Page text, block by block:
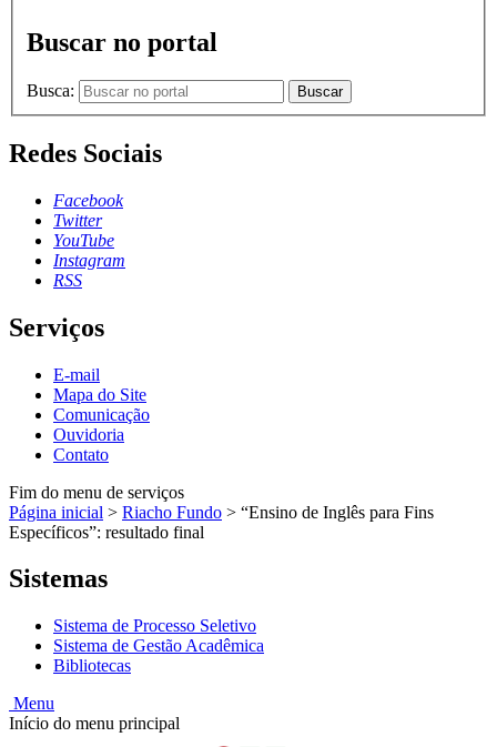
Buscar no portal
Busca: Buscar
Redes Sociais
Facebook
Twitter
YouTube
Instagram
RSS
Serviços
E-mail
Mapa do Site
Comunicação
Ouvidoria
Contato
Fim do menu de serviços
Página inicial > Riacho Fundo > “Ensino de Inglês para Fins
Específicos”: resultado final
Sistemas
Sistema de Processo Seletivo
Sistema de Gestão Acadêmica
Bibliotecas
Menu
Início do menu principal